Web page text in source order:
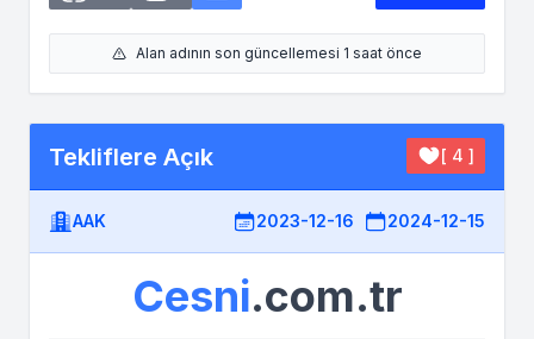
Alan adının son güncellemesi 1 saat önce
Tekliflere Açık [ 4 ]
AAK 2023-12-16 2024-12-15
Cesni.com.tr